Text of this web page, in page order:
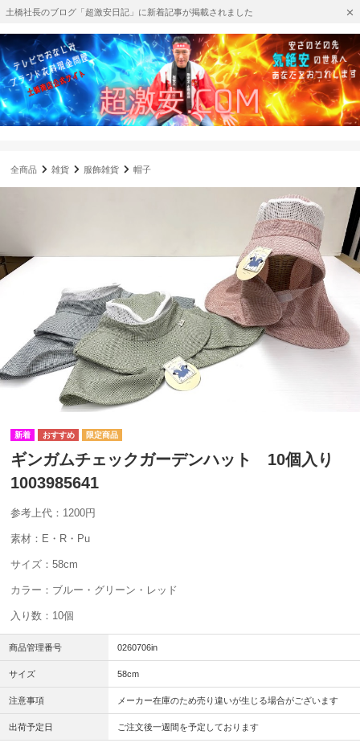
土橋社長のブログ「超激安日記」に新着記事が掲載されました
全商品 雑貨 服飾雑貨 帽子
ギンガムチェックガーデンハット 10個入り
1003985641
参考上代：1200円
素材：E・R・Pu
サイズ：58cm
カラー：ブルー・グリーン・レッド
入り数：10個
商品管理番号 0260706in
サイズ 58cm
注意事項 メーカー在庫のため売り違いが生じる場合がございます
出荷予定日 ご注文後一週間を予定しております